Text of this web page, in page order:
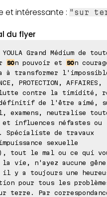
et intéressante : "sur
du flyer
YOULA Grand Médium de
son pouvoir et son
à transformer
PROTECTION, AFFAIRES,
lutte contre la timidité,
de l'être aimé,
examens, neutralise
et influences néfastes ou
Spécialiste de travaux
sexuelle
tout le mal ou ce qui
la vie, n'ayez aucune gêne
y a toujours une
pour tous les
terre. Par